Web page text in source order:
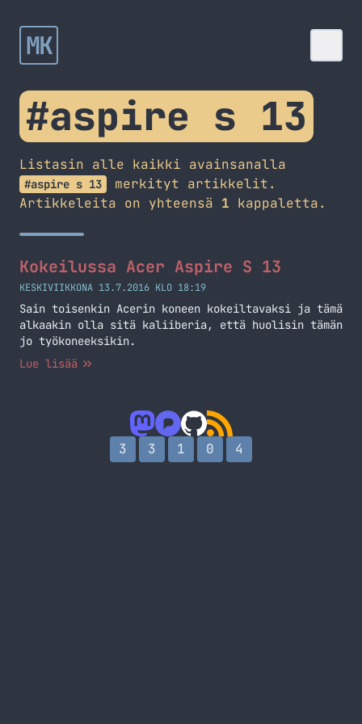
MK
#aspire s 13
Listasin alle kaikki avainsanalla
#aspire s 13
merkityt artikkelit.
Artikkeleita on yhteensä 1 kappaletta.
Kokeilussa Acer Aspire S 13
KESKIVIIKKONA 13.7.2016 KLO 18:19
Sain toisenkin Acerin koneen kokeiltavaksi ja tämä
alkaakin olla sitä kaliiberia, että huolisin tämän
jo työkoneeksikin.
Lue lisää
3 3 1 0 4